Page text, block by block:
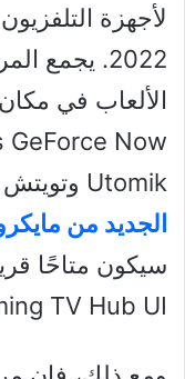
لأجهزة
2022. يجمع
الألعاب في
Utomik وتويتش و
الجديد من
سيكون متاحًا
TV Hub UI.